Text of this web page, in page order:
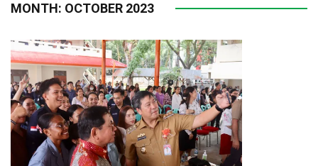
MONTH: OCTOBER 2023